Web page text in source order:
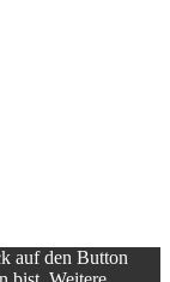
auf den Button